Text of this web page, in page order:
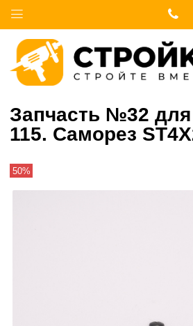
Запчасть №32 для
115. Саморез
50%